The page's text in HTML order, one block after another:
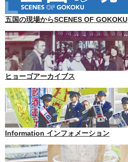
五国の現場からSCENES OF GOKOKU
ヒョーゴアーカイブス
Information インフォメーション